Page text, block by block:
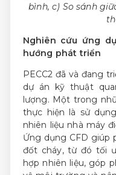
bình, c) So sánh
Nghiên cứu ứng
hướng phát triển
PECC2 đã và đang
dự án kỹ thuật
lượng. Một trong
thực hiện là sử
nhiên liệu nhà máy
Ứng dụng CFD giúp
đốt cháy, từ đó tối
hợp nhiên liệu, góp